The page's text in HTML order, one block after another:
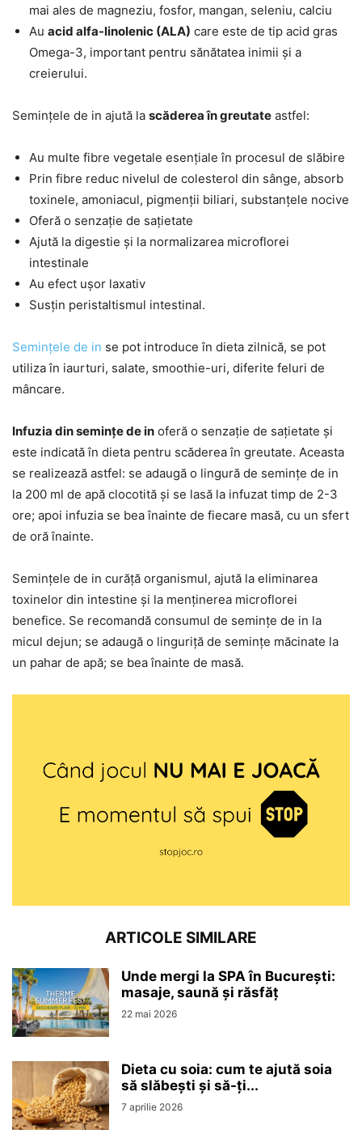
mai ales de magneziu, fosfor, mangan, seleniu, calciu
Au acid alfa-linolenic (ALA) care este de tip acid gras
Omega-3, important pentru sănătatea inimii și a
creierului.
Semințele de in ajută la scăderea în greutate astfel:
Au multe fibre vegetale esențiale în procesul de slăbire
Prin fibre reduc nivelul de colesterol din sânge, absorb
toxinele, amoniacul, pigmenții biliari, substanțele nocive
Oferă o senzație de sațietate
Ajută la digestie și la normalizarea microflorei
intestinale
Au efect ușor laxativ
Susțin peristaltismul intestinal.
Semințele de in se pot introduce în dieta zilnică, se pot
utiliza în iaurturi, salate, smoothie-uri, diferite feluri de
mâncare.
Infuzia din semințe de in oferă o senzație de sațietate și
este indicată în dieta pentru scăderea în greutate. Aceasta
se realizează astfel: se adaugă o lingură de semințe de in
la 200 ml de apă clocotită și se lasă la infuzat timp de 2-3
ore; apoi infuzia se bea înainte de fiecare masă, cu un sfert
de oră înainte.
Semințele de in curăță organismul, ajută la eliminarea
toxinelor din intestine și la menținerea microflorei
benefice. Se recomandă consumul de semințe de in la
micul dejun; se adaugă o linguriță de semințe măcinate la
un pahar de apă; se bea înainte de masă.
ARTICOLE SIMILARE
Unde mergi la SPA în București:
masaje, saună și răsfăț
22 mai 2026
Dieta cu soia: cum te ajută soia
să slăbești și să-ți...
7 aprilie 2026